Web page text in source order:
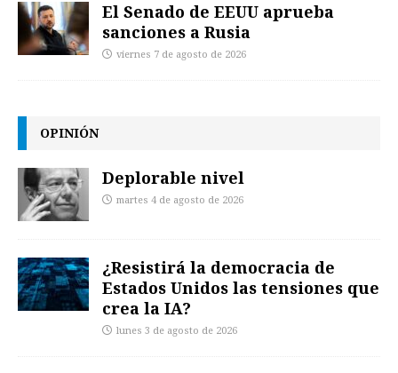
El Senado de EEUU aprueba
sanciones a Rusia
viernes 7 de agosto de 2026
OPINIÓN
Deplorable nivel
martes 4 de agosto de 2026
¿Resistirá la democracia de
Estados Unidos las tensiones que
crea la IA?
lunes 3 de agosto de 2026